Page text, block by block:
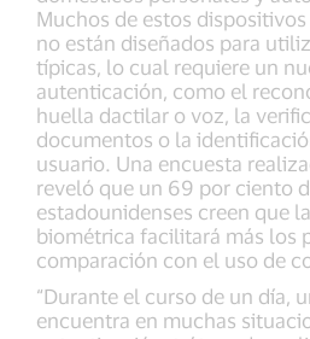
Muchos de estos
no están diseñados para
típicas, lo cual requiere un
autenticación, como el
huella dactilar o voz, la
documentos o la
usuario. Una encuesta
reveló que un 69 por ciento
estadounidenses creen que
biométrica facilitará más los
comparación con el uso de
“Durante el curso de un día,
encuentra en muchas